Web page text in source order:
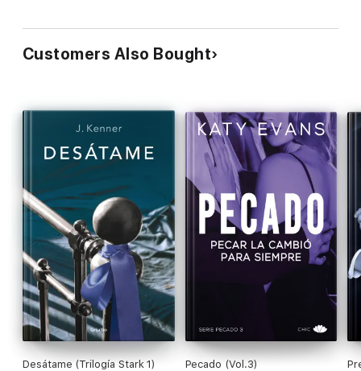
Customers Also Bought
Desátame (Trilogía Stark 1) Pecado (Vol.3)